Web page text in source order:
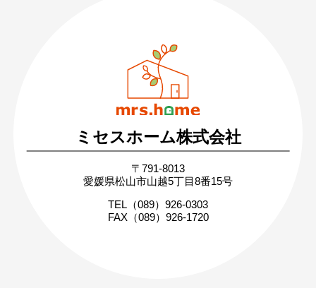
営業時間：月〜土 8:30 〜 17:30
日・祝 9:30 〜 17:30
無料相談・お問い合わせ
まずはお気軽にご相談ください
家づくりの疑問や不安にお答えします
ミセスホーム株式会社
〒791-8013
愛媛県松山市山越5丁目8番15号
TEL（089）926-0303
FAX（089）926-1720